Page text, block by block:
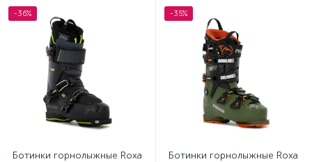
-36%
Ботинки горнолыжные Roxa
-35%
Ботинки горнолыжные Roxa